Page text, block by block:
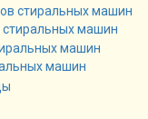
стиральных машин
машин